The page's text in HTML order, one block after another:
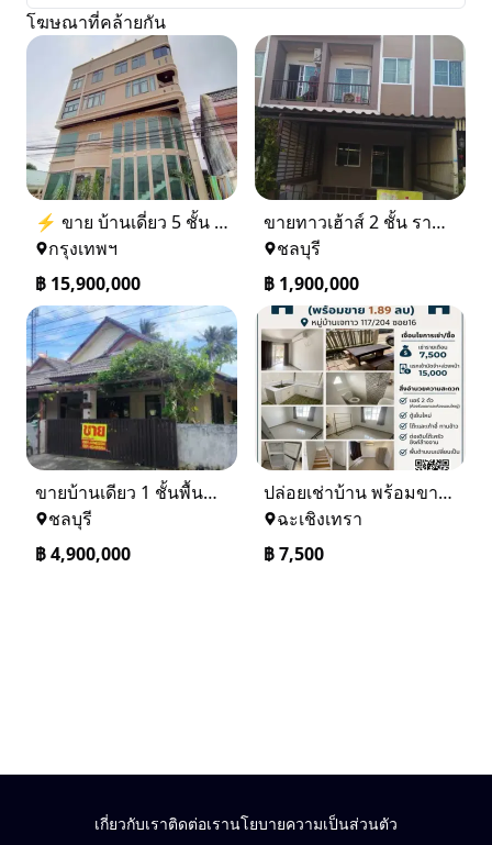
โฆษณาที่คล้ายกัน
⚡ ขาย บ้านเดี่ยว 5 ชั้น ซอย ประชาชื่น 14 ใกล้ BTS
กรุงเทพฯ
฿ 15,900,000
ขายทาวเฮ้าส์ 2 ชั้น ราคา 1.9 ล้านบาท ที่อยู่ ศรีราชา ชลบุรี
ชลบุรี
฿ 1,900,000
ขายบ้านเดียว 1 ชั้นพื้นที่ 102 ตรว บางละมุง ชลบุรี
ชลบุรี
฿4,900,000
ปล่อยเช่าบ้าน พร้อมขาย หมู่บ้านเจทาว ตำบลแสนภูดาษ
ฉะเชิงเทรา
฿7,500
เกี่ยวกับเราติดต่อเรานโยบายความเป็นส่วนตัว